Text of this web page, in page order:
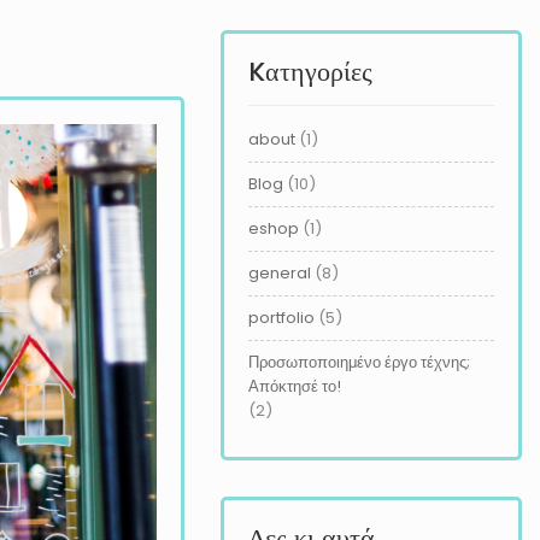
Kατηγορίες
about (1)
Blog (10)
eshop (1)
general (8)
portfolio (5)
Προσωποποιημένο έργο τέχνης;
Απόκτησέ το!
(2)